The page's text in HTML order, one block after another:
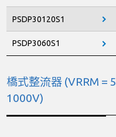
PSDP30120S1
PSDP3060S1
橋式整流器 (VRRM =
1000V)